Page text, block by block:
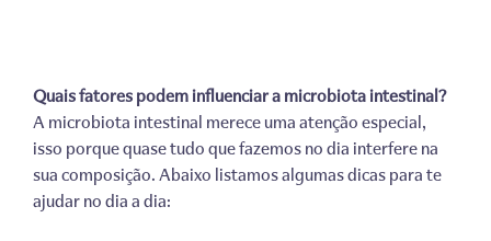
Quais fatores podem influenciar a microbiota intestinal?
A microbiota intestinal merece uma atenção especial,
isso porque quase tudo que fazemos no dia interfere na
sua composição. Abaixo listamos algumas dicas para te
ajudar no dia a dia: